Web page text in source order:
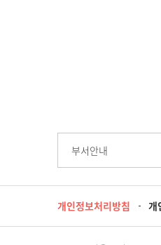
부서안내
개인정보처리방침 개